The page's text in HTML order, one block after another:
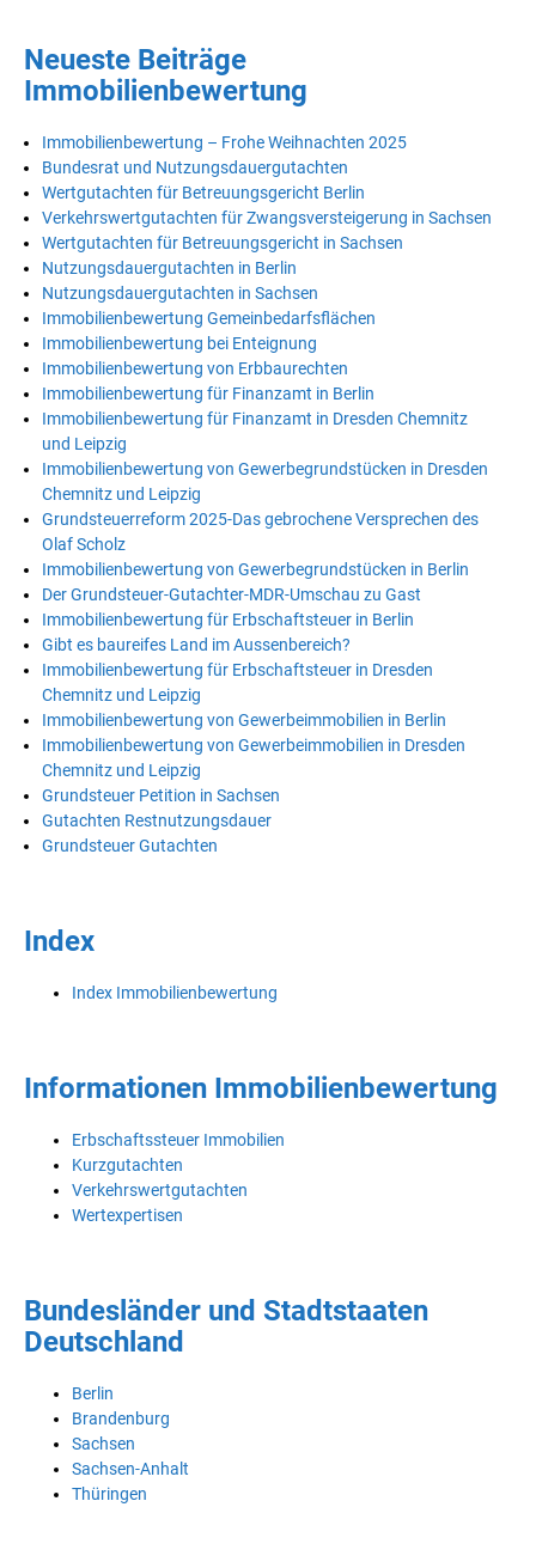
Neueste Beiträge
Immobilienbewertung
Immobilienbewertung – Frohe Weihnachten 2025
Bundesrat und Nutzungsdauergutachten
Wertgutachten für Betreuungsgericht Berlin
Verkehrswertgutachten für Zwangsversteigerung in Sachsen
Wertgutachten für Betreuungsgericht in Sachsen
Nutzungsdauergutachten in Berlin
Nutzungsdauergutachten in Sachsen
Immobilienbewertung Gemeinbedarfsflächen
Immobilienbewertung bei Enteignung
Immobilienbewertung von Erbbaurechten
Immobilienbewertung für Finanzamt in Berlin
Immobilienbewertung für Finanzamt in Dresden Chemnitz
und Leipzig
Immobilienbewertung von Gewerbegrundstücken in Dresden
Chemnitz und Leipzig
Grundsteuerreform 2025-Das gebrochene Versprechen des
Olaf Scholz
Immobilienbewertung von Gewerbegrundstücken in Berlin
Der Grundsteuer-Gutachter-MDR-Umschau zu Gast
Immobilienbewertung für Erbschaftsteuer in Berlin
Gibt es baureifes Land im Aussenbereich?
Immobilienbewertung für Erbschaftsteuer in Dresden
Chemnitz und Leipzig
Immobilienbewertung von Gewerbeimmobilien in Berlin
Immobilienbewertung von Gewerbeimmobilien in Dresden
Chemnitz und Leipzig
Grundsteuer Petition in Sachsen
Gutachten Restnutzungsdauer
Grundsteuer Gutachten
Index
Index Immobilienbewertung
Informationen Immobilienbewertung
Erbschaftssteuer Immobilien
Kurzgutachten
Verkehrswertgutachten
Wertexpertisen
Bundesländer und Stadtstaaten
Deutschland
Berlin
Brandenburg
Sachsen
Sachsen-Anhalt
Thüringen